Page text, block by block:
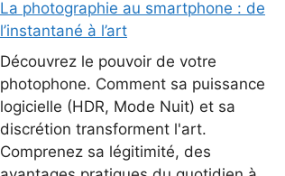
La photographie au smartphone : de
l’instantané à l’art
Découvrez le pouvoir de votre
photophone. Comment sa puissance
logicielle (HDR, Mode Nuit) et sa
discrétion transforment l'art.
Comprenez sa légitimité, des